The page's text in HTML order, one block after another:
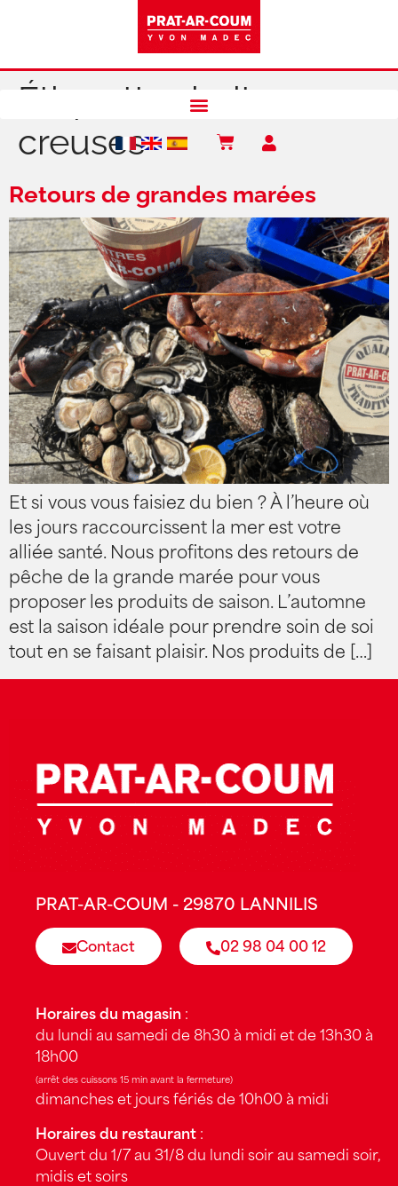
Étiquette :huitres
creuses
Retours de grandes marées
Et si vous vous faisiez du bien ? À l’heure où
les jours raccourcissent la mer est votre
alliée santé. Nous profitons des retours de
pêche de la grande marée pour vous
proposer les produits de saison. L’automne
est la saison idéale pour prendre soin de soi
tout en se faisant plaisir. Nos produits de […]
PRAT-AR-COUM - 29870 LANNILIS
Contact 02 98 04 00 12
Horaires du magasin :
du lundi au samedi de 8h30 à midi et de 13h30 à
18h00
(arrêt des cuissons 15 min avant la fermeture)
dimanches et jours fériés de 10h00 à midi
Horaires du restaurant :
Ouvert du 1/7 au 31/8 du lundi soir au samedi soir,
midis et soirs